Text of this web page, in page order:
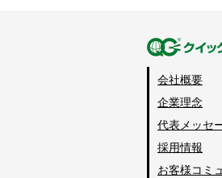
会社概要
企業理念
代表メッセ
採用情報
お客様コミ